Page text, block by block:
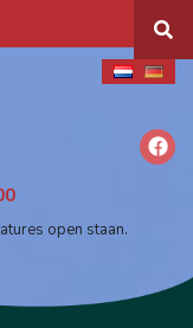
open staan.